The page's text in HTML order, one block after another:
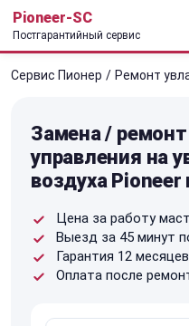
Pioneer-SC
Постгарантийный сервис
Сервис Пионер / Ремонт
Замена /
управления на
воздуха Pioneer
Цена за работу
Выезд за 45 минут
Гарантия 12
Оплата после